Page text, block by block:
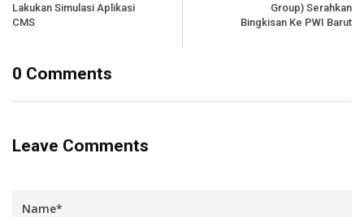
Lakukan Simulasi Aplikasi
CMS
Group) Serahkan
Bingkisan Ke PWI Barut
0 Comments
Leave Comments